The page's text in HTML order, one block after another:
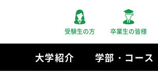
受験生の方 卒業生の皆様
大学紹介 学部・コース